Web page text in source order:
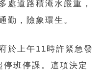
處道路積淹水嚴重，
勤，險象環生。
於上午11時許緊急發
班停課。這項決定